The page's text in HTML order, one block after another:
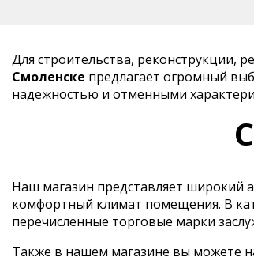
Для строительства, реконструкции,
Смоленске предлагает огромный
надежностью и отменными
Наш магазин представляет широкий
комфортный климат помещения. В
перечисленные торговые марки
Также в нашем магазине вы можете